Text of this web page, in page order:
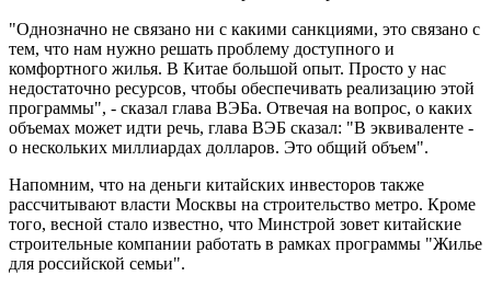
"Однозначно не связано ни с какими санкциями, это связано с
тем, что нам нужно решать проблему доступного и
комфортного жилья. В Китае большой опыт. Просто у нас
недостаточно ресурсов, чтобы обеспечивать реализацию этой
программы", - сказал глава ВЭБа. Отвечая на вопрос, о каких
объемах может идти речь, глава ВЭБ сказал: "В эквиваленте -
о нескольких миллиардах долларов. Это общий объем".
Напомним, что на деньги китайских инвесторов также
рассчитывают власти Москвы на строительство метро. Кроме
того, весной стало известно, что Минстрой зовет китайские
строительные компании работать в рамках программы "Жилье
для российской семьи".